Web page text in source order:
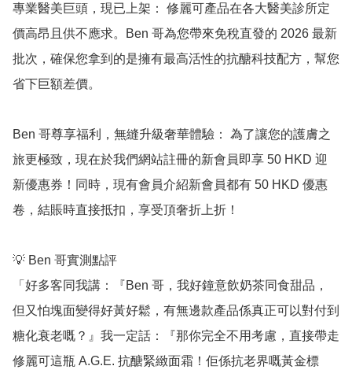
專業醫美巨頭，現已上架： 修麗可產品在各大醫美診所定
價高昂且供不應求。Ben 哥為您帶來免稅直發的 2026 最新
批次，確保您拿到的是擁有最高活性的抗醣科技配方，幫您
省下巨額差價。
Ben 哥尊享福利，無縫升級奢華體驗： 為了讓您的護膚之
旅更極致，現在於我們網站註冊的新會員即享 50 HKD 迎
新優惠券！同時，現有會員介紹新會員都有 50 HKD 優惠
卷，結賬時直接抵扣，享受頂奢折上折！
💡 Ben 哥實測點評
「好多客同我講：『Ben 哥，我好鐘意飲奶茶同食甜品，
但又怕塊面變得好黃好鬆，有無邊款產品係真正可以對付到
糖化衰老嘅？』我一定話：『那你完全不用考慮，直接帶走
修麗可這瓶 A.G.E. 抗醣緊緻面霜！佢係抗老界嘅黃金標